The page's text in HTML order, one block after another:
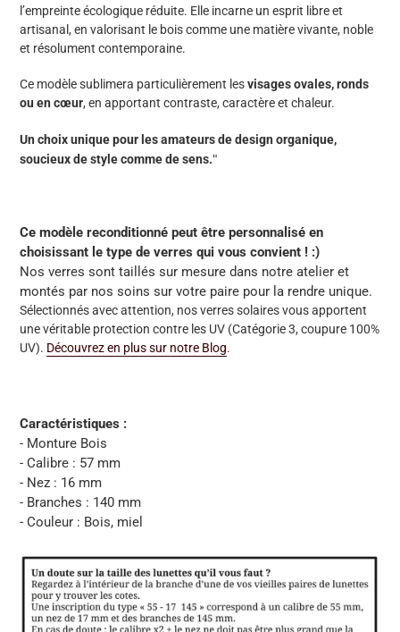
l’empreinte écologique réduite. Elle incarne un esprit libre et
artisanal, en valorisant le bois comme une matière vivante, noble
et résolument contemporaine.
Ce modèle sublimera particulièrement lesvisages ovales, ronds
ou en cœur, en apportant contraste, caractère et chaleur.
Un choix unique pour les amateurs de design organique,
soucieux de style comme de sens."
Ce modèle reconditionné peut être personnalisé en
choisissant le type de verres qui vous convient ! :)
Nos verres sont taillés sur mesure dans notre atelier et
montés par nos soins sur votre paire pour la rendre unique.
Sélectionnés avec attention, nos verres solaires vous apportent
une véritable protection contre les UV (Catégorie 3, coupure 100%
UV). Découvrez en plus sur notre Blog.
Caractéristiques :
- Monture Bois
- Calibre : 57 mm
- Nez : 16 mm
- Branches : 140 mm
- Couleur : Bois, miel